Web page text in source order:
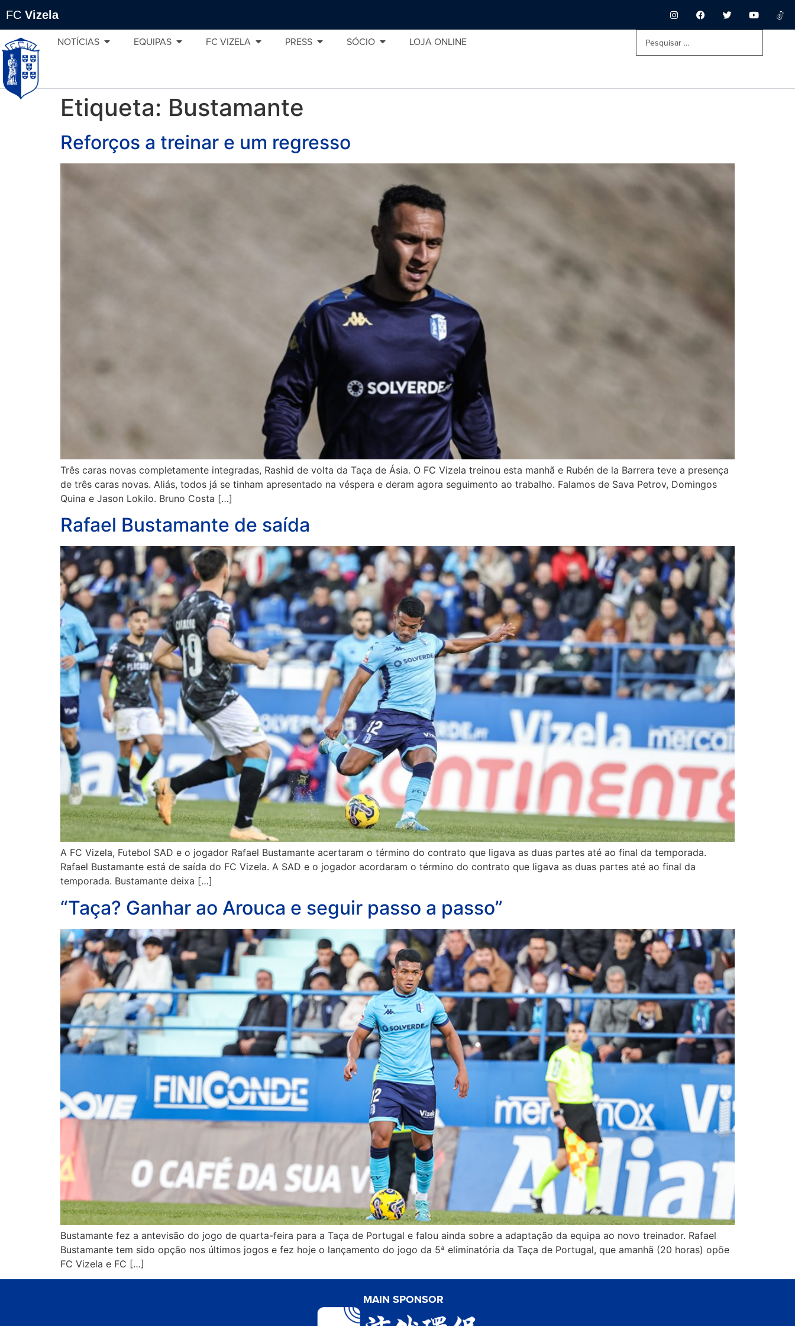
FC Vizela
NOTÍCIAS EQUIPAS FC VIZELA PRESS SÓCIO LOJA ONLINE
Etiqueta: Bustamante
Reforços a treinar e um regresso
Três caras novas completamente integradas, Rashid de volta da Taça de Ásia. O FC Vizela treinou esta manhã e Rubén de la Barrera teve a presença
de três caras novas. Aliás, todos já se tinham apresentado na véspera e deram agora seguimento ao trabalho. Falamos de Sava Petrov, Domingos
Quina e Jason Lokilo. Bruno Costa […]
Rafael Bustamante de saída
A FC Vizela, Futebol SAD e o jogador Rafael Bustamante acertaram o término do contrato que ligava as duas partes até ao final da temporada.
Rafael Bustamante está de saída do FC Vizela. A SAD e o jogador acordaram o término do contrato que ligava as duas partes até ao final da
temporada. Bustamante deixa […]
“Taça? Ganhar ao Arouca e seguir passo a passo”
Bustamante fez a antevisão do jogo de quarta-feira para a Taça de Portugal e falou ainda sobre a adaptação da equipa ao novo treinador. Rafael
Bustamante tem sido opção nos últimos jogos e fez hoje o lançamento do jogo da 5ª eliminatória da Taça de Portugal, que amanhã (20 horas) opõe
FC Vizela e FC […]
MAIN SPONSOR